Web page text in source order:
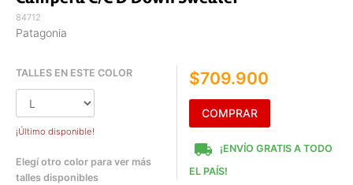
84712
Patagonia
TALLES EN ESTE COLOR
¡Último disponible!
Elegí otro color para ver más
talles disponibles
$709.900
COMPRAR
local_shipping
¡ENVÍO GRATIS A TODO
EL PAÍS!